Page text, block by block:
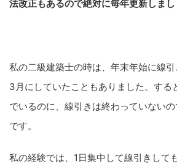
法改正もあるので絶対に毎年更新しまし
私の二級建築士の時は、年末年始に線
3月にしていたこともありました。する
でいるのに、線引きは終わっていない
です。
私の経験では、1日集中して線引きして